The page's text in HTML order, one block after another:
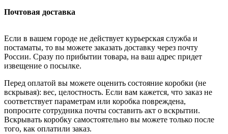
Почтовая доставка
Если в вашем городе не действует курьерская служба и
постаматы, то вы можете заказать доставку через почту
России. Сразу по прибытии товара, на ваш адрес придет
извещение о посылке.
Перед оплатой вы можете оценить состояние коробки (не
вскрывая): вес, целостность. Если вам кажется, что заказ не
соответствует параметрам или коробка повреждена,
попросите сотрудника почты составить акт о вскрытии.
Вскрывать коробку самостоятельно вы можете только после
того, как оплатили заказ.